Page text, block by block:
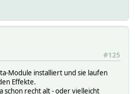
#125
Module installiert und sie laufen
Effekte.
schon recht alt - oder vielleicht